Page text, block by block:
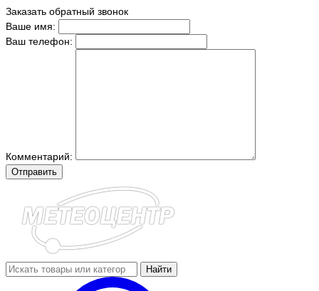
Заказать обратный звонок
Ваше имя:
Ваш телефон:
Комментарий:
Отправить
Найти